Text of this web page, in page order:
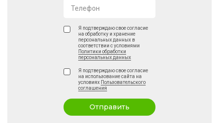
Телефон
Я подтверждаю свое согласие
на обработку и хранение
персональных данных в
соответствии с условиями
Политики обработки
персональных данных
Я подтверждаю свое согласие
на использование сайта на
условиях Пользовательского
соглашения
Отправить